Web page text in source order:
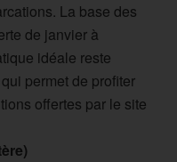
La base des
de janvier à
idéale reste
permet de profiter
offertes par le site